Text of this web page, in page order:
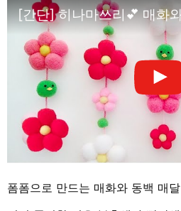
[간단] 히나마쓰리💕 매화
폼폼으로 만드는 매화와 동백 매